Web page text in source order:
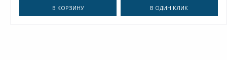
В КОРЗИНУ В ОДИН КЛИК